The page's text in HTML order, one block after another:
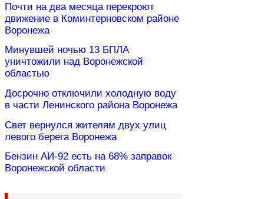
Почти на два месяца перекроют
движение в Коминтерновском районе
Воронежа
Минувшей ночью 13 БПЛА
уничтожили над Воронежской
областью
Досрочно отключили холодную воду
в части Ленинского района Воронежа
Свет вернулся жителям двух улиц
левого берега Воронежа
Бензин АИ-92 есть на 68% заправок
Воронежской области